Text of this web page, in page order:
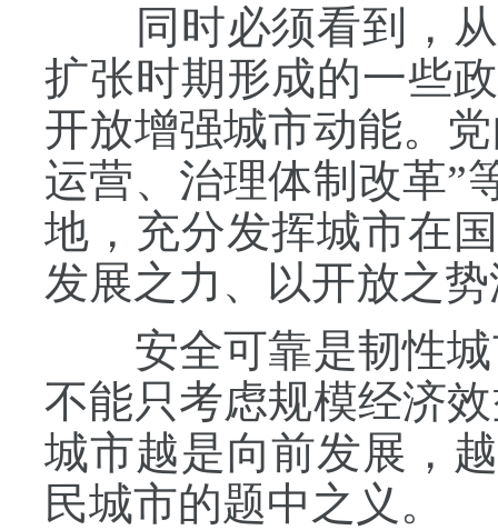
同时必须看到，从
扩张时期形成的一些
开放增强城市动能。
运营、治理体制改革”
地，充分发挥城市在
发展之力、以开放之
安全可靠是韧性城
不能只考虑规模经济
城市越是向前发展，
民城市的题中之义。